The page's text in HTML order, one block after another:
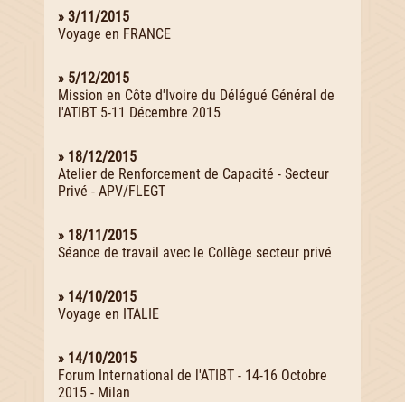
» 3/11/2015
Voyage en FRANCE
» 5/12/2015
Mission en Côte d'Ivoire du Délégué Général de
l'ATIBT 5-11 Décembre 2015
» 18/12/2015
Atelier de Renforcement de Capacité - Secteur
Privé - APV/FLEGT
» 18/11/2015
Séance de travail avec le Collège secteur privé
» 14/10/2015
Voyage en ITALIE
» 14/10/2015
Forum International de l'ATIBT - 14-16 Octobre
2015 - Milan